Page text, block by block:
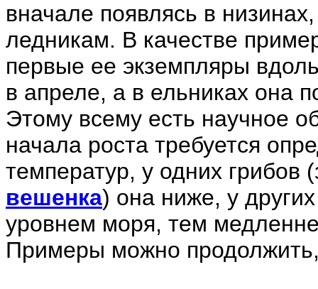
вначале появлясь в
ледникам. В качестве
первые ее экземпляры
в апреле, а в ельниках она
Этому всему есть научное
начала роста требуется
температур, у одних грибов
вешенка) она ниже, у
уровнем моря, тем
Примеры можно